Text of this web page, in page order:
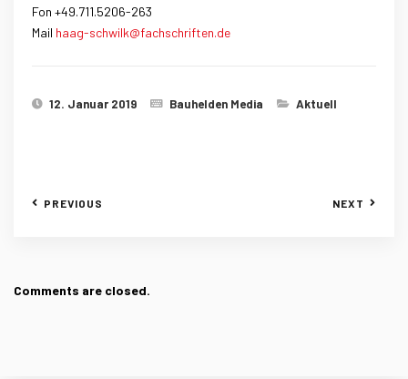
Fon +49.711.5206-263
Mail haag-schwilk@fachschriften.de
12. Januar 2019 Bauhelden Media Aktuell
PREVIOUS NEXT
Comments are closed.